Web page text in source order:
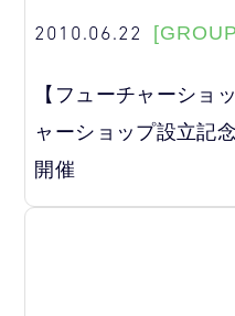
2010.06.22
【フューチャーショ
ャーショップ設立記
開催